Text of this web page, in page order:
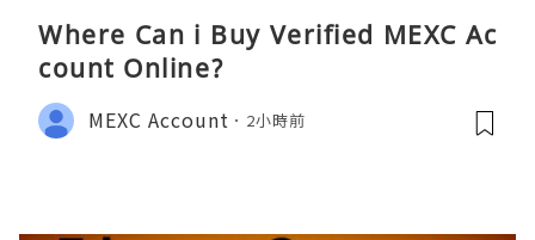
Where Can i Buy Verified MEXC Ac
count Online?
MEXC Account 2小時前